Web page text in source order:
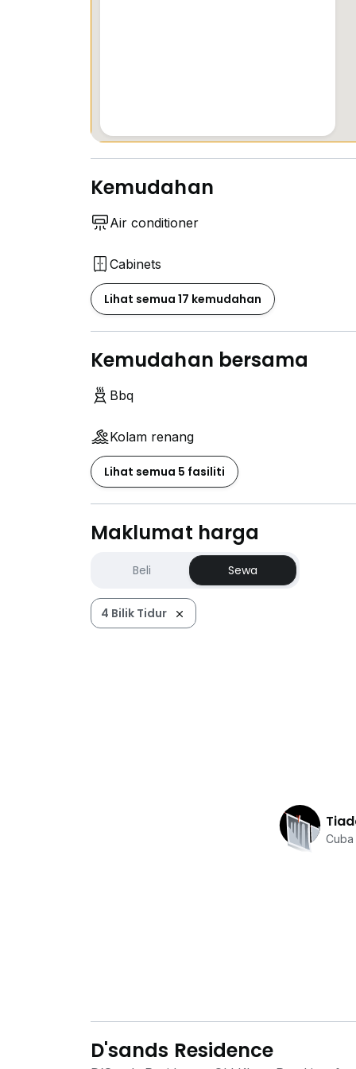
Kemudahan
Air conditioner
Cabinets
Lihat semua 17 kemudahan
Kemudahan bersama
Bbq
Kolam renang
Lihat semua 5 fasiliti
Maklumat harga
Beli Sewa
4 Bilik Tidur
D'sands Residence